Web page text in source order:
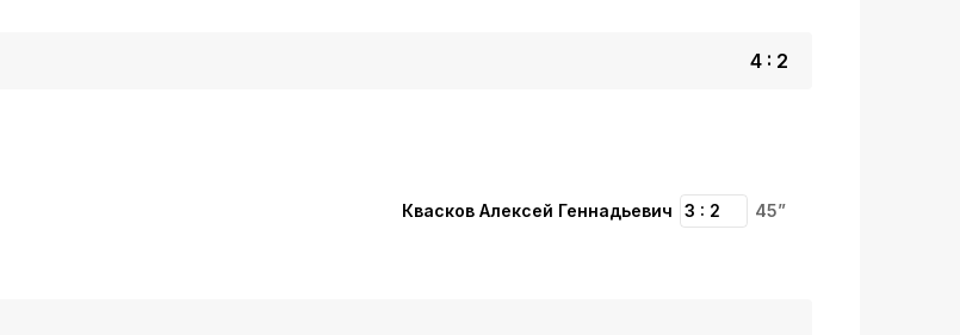
45”
3 : 2
Квасков Алексей Геннадьевич
4 : 2